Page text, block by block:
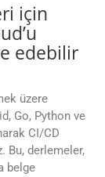
için
edebilir
üzere
Go, Python ve
CI/CD
Bu, derlemeler,
belge